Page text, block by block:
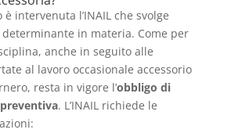
intervenuta l’INAIL che svolge
in materia. Come per
anche in seguito alle
al lavoro occasionale accessorio
resta in vigore l’obbligo di
. L’INAIL richiede le